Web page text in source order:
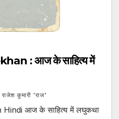
: आज के साहित्य में
राजेश कुमारी 'राज'
आज के साहित्य में लघुकथा